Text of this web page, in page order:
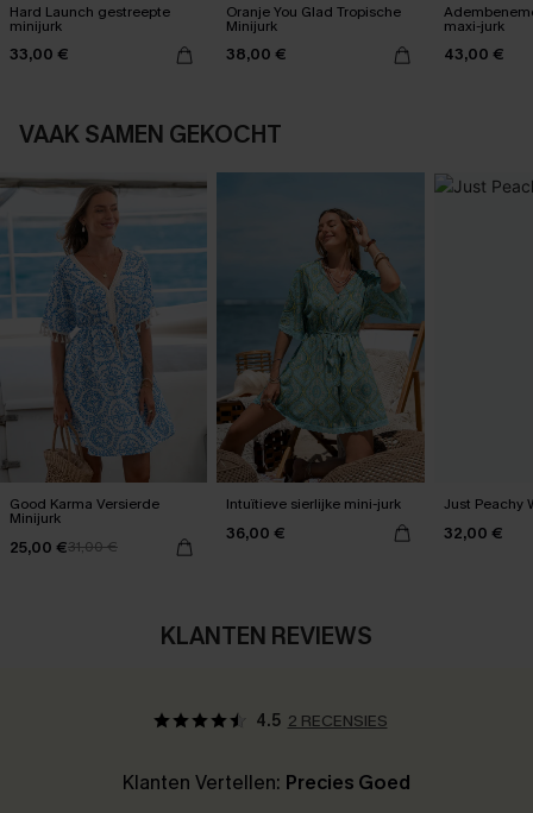
Hard Launch gestreepte
minijurk
33,00 €
Oranje You Glad Tropische
Minijurk
38,00 €
maxi-jurk
43,00 €
VAAK SAMEN GEKOCHT
Good Karma Versierde
Minijurk
25,00 €31,00 €
Intuïtieve sierlijke mini-jurk
36,00 €
Just Peachy
32,00 €
KLANTEN REVIEWS
4.5 2 RECENSIES
Klanten Vertellen: Precies Goed